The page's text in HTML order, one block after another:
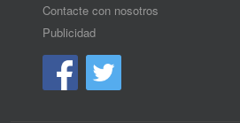
Contacte con nosotros
Publicidad